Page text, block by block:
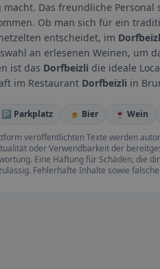
Das freundliche
Ob man sich für ein
entscheidet, im
an erlesenen Weinen, um
ist das Dorfbeizli die ideale
im Restaurant Dorfbeizli in
🅿️ Parkplatz 🍺 Bier 🍷 Wein
veröffentlichten Texte werden
oder Verwendbarkeit der
Eine Haftung für Schäden, die
Fehlerhafte Inhalte sowie